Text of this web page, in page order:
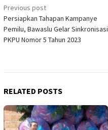
Post
navigation
Previous post
Persiapkan Tahapan Kampanye
Pemilu, Bawaslu Gelar Sinkronisasi
PKPU Nomor 5 Tahun 2023
RELATED POSTS